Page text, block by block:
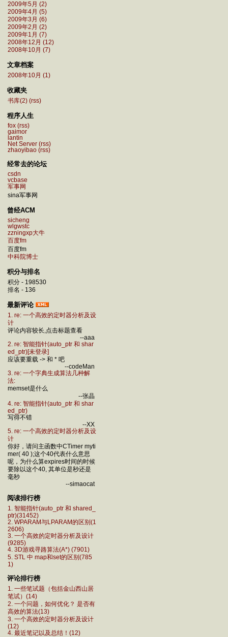
2009年5月 (2)
2009年4月 (5)
2009年3月 (6)
2009年2月 (2)
2009年1月 (7)
2008年12月 (12)
2008年10月 (7)
文章档案
2008年10月 (1)
收藏夹
书库(2) (rss)
程序人生
fox (rss)
gaimor
lantin
Net Server (rss)
zhaoyibao (rss)
经常去的论坛
csdn
vcbase
军事网
sina军事网
曾经ACM
sicheng
wlgwstc
zzningxp大牛
百度fm
百度fm
中科院博士
积分与排名
积分 - 198530
排名 - 136
最新评论
1. re: 一个高效的定时器分析及设
计
评论内容较长,点击标题查看
--aaa
2. re: 智能指针(auto_ptr 和 shar
ed_ptr)[未登录]
应该要重载 -> 和 * 吧
--codeMan
3. re: 一个字典生成算法几种解
法:
memset是什么
--张晶
4. re: 智能指针(auto_ptr 和 shar
ed_ptr)
写得不错
--XX
5. re: 一个高效的定时器分析及设
计
你好，请问主函数中CTimer myti
mer( 40 );这个40代表什么意思
呢，为什么算expires时间的时候
要除以这个40, 其单位是秒还是
毫秒
--simaocat
阅读排行榜
1. 智能指针(auto_ptr 和 shared_
ptr)(31452)
2. WPARAM与LPARAM的区别(1
2606)
3. 一个高效的定时器分析及设计
(9285)
4. 3D游戏寻路算法(A*) (7901)
5. STL 中 map和set的区别(785
1)
评论排行榜
1. 一些笔试题（包括金山西山居
笔试）(14)
2. 一个问题，如何优化？ 是否有
高效的算法(13)
3. 一个高效的定时器分析及设计
(12)
4. 最近笔记以及总结！(12)